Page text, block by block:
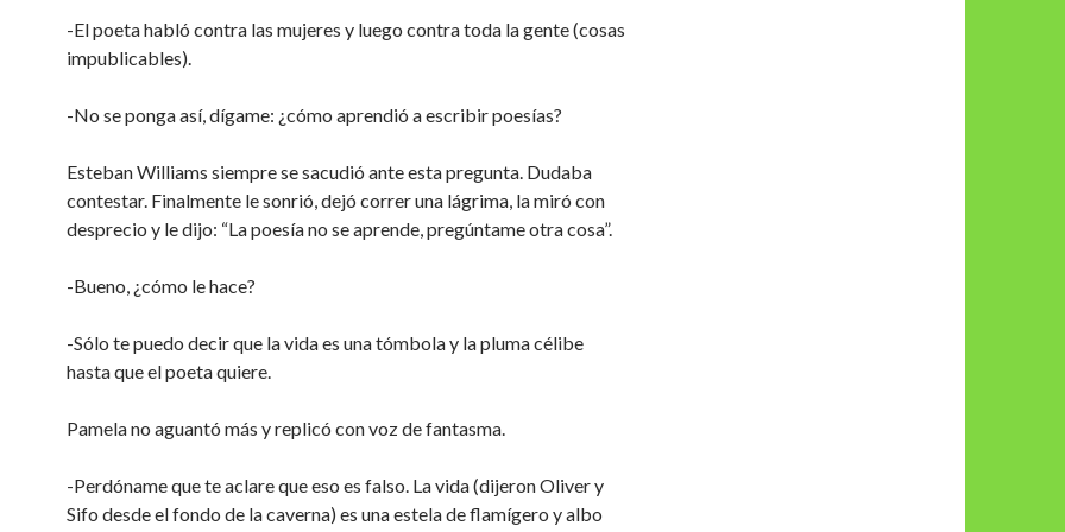
-El poeta habló contra las mujeres y luego contra toda la gente (cosas
impublicables).
-No se ponga así, dígame: ¿cómo aprendió a escribir poesías?
Esteban Williams siempre se sacudió ante esta pregunta. Dudaba
contestar. Finalmente le sonrió, dejó correr una lágrima, la miró con
desprecio y le dijo: “La poesía no se aprende, pregúntame otra cosa”.
-Bueno, ¿cómo le hace?
-Sólo te puedo decir que la vida es una tómbola y la pluma célibe
hasta que el poeta quiere.
Pamela no aguantó más y replicó con voz de fantasma.
-Perdóname que te aclare que eso es falso. La vida (dijeron Oliver y
Sifo desde el fondo de la caverna) es una estela de flamígero y albo